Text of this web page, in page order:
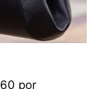
por